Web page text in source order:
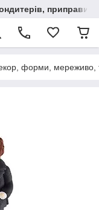
приправи,
форми, мереживо,